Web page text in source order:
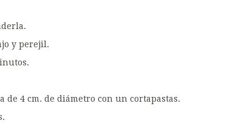
y perejil.
de 4 cm. de diámetro con un cortapastas.